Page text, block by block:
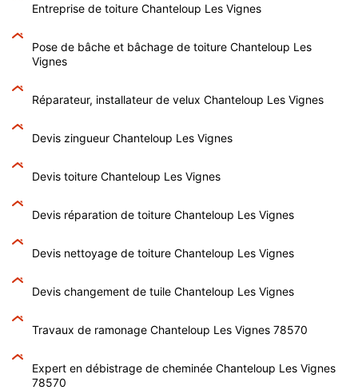
Entreprise de toiture Chanteloup Les Vignes
Pose de bâche et bâchage de toiture Chanteloup Les
Vignes
Réparateur, installateur de velux Chanteloup Les Vignes
Devis zingueur Chanteloup Les Vignes
Devis toiture Chanteloup Les Vignes
Devis réparation de toiture Chanteloup Les Vignes
Devis nettoyage de toiture Chanteloup Les Vignes
Devis changement de tuile Chanteloup Les Vignes
Travaux de ramonage Chanteloup Les Vignes 78570
Expert en débistrage de cheminée Chanteloup Les Vignes
78570